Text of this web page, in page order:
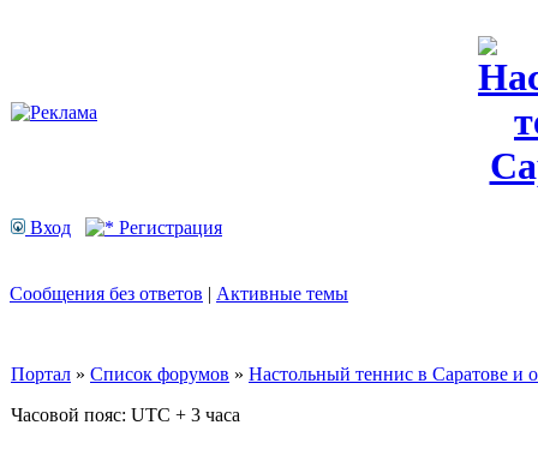
Вход Регистрация
Сообщения без ответов | Активные темы
Портал » Список форумов » Настольный теннис в Саратове и
Часовой пояс: UTC + 3 часа